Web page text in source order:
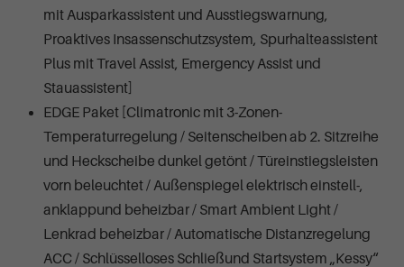
mit Ausparkassistent und Ausstiegswarnung,
Proaktives Insassenschutzsystem, Spurhalteassistent
Plus mit Travel Assist, Emergency Assist und
Stauassistent]
EDGE Paket [Climatronic mit 3-Zonen-
Temperaturregelung / Seitenscheiben ab 2. Sitzreihe
und Heckscheibe dunkel getönt / Türeinstiegsleisten
vorn beleuchtet / Außenspiegel elektrisch einstell-,
anklappund beheizbar / Smart Ambient Light /
Lenkrad beheizbar / Automatische Distanzregelung
ACC / Schlüsselloses Schließund Startsystem „Kessy“